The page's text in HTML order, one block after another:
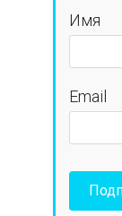
Имя
Email